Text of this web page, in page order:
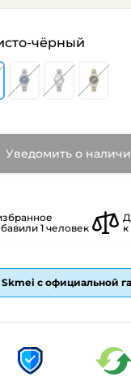
чёрный
Уведомить о
1человек
с официальной